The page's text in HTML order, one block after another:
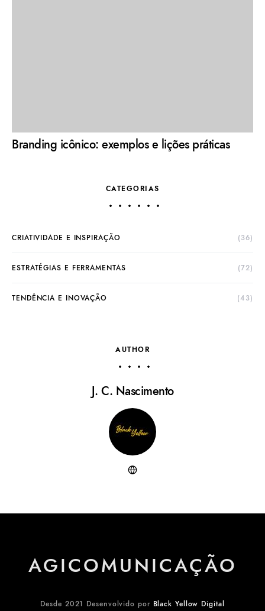
Branding icônico: exemplos e lições práticas
CATEGORIAS
CRIATIVIDADE E INSPIRAÇÃO (36)
ESTRATÉGIAS E FERRAMENTAS (72)
TENDÊNCIA E INOVAÇÃO (43)
AUTHOR
J. C. Nascimento
AGICOMUNICAÇÃO
Desde 2021 Desenvolvido por Black Yellow Digital